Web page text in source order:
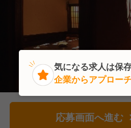
応募画面へ進む
気になる求人は保
企業からアプロー